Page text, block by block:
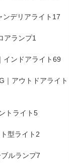
ンデリアライト 17
アランプ1
インドアライト69
｜アウトドアライト
トライト5
型ライト 2
ルランプ7